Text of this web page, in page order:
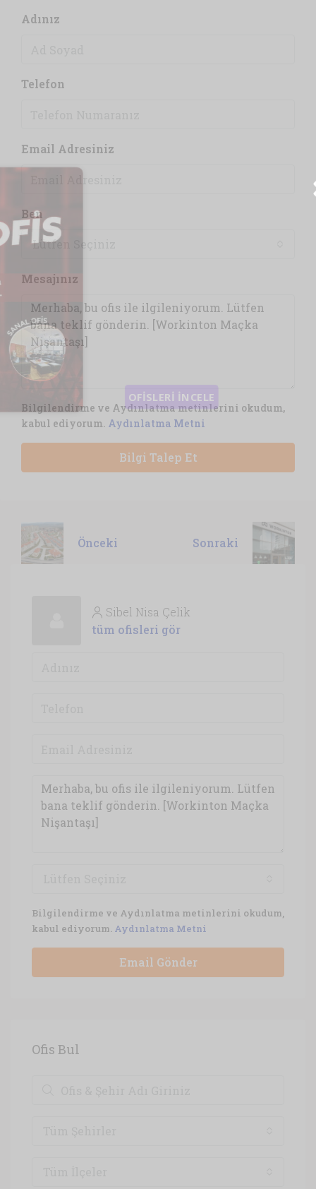
Adınız
Telefon
Email Adresiniz
Ben
Lütfen Seçiniz
Mesajınız
Bilgilendirme ve Aydınlatma metinlerini okudum,
kabul ediyorum. Aydınlatma Metni
Bilgi Talep Et
Önceki Sonraki
Sibel Nisa Çelik
tüm ofisleri gör
Bilgilendirme ve Aydınlatma metinlerini okudum,
kabul ediyorum. Aydınlatma Metni
Email Gönder
Ofis Bul